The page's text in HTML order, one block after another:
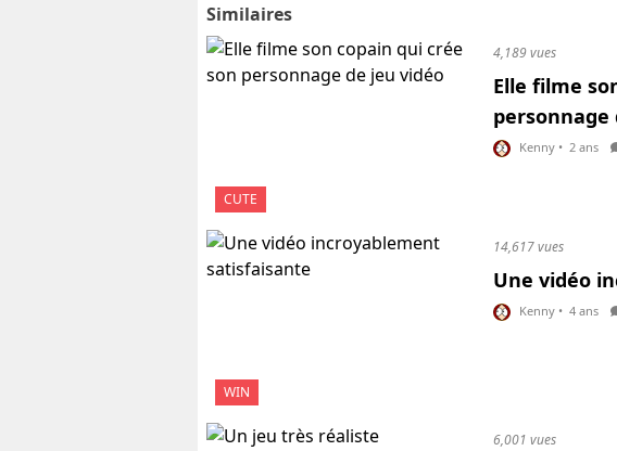
Similaires
CUTE
4,189 vues
Elle filme
personnage
Kenny • 2 ans
WIN
14,617 vues
Une vidéo
Kenny • 4 ans
6,001 vues